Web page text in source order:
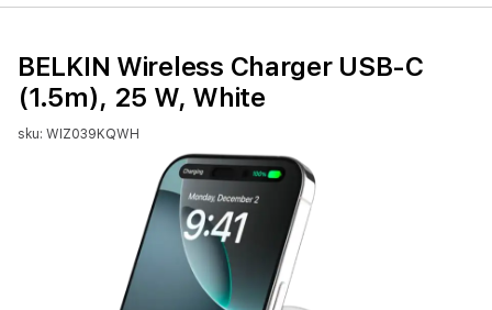
BELKIN Wireless Charger USB-C
(1.5m), 25 W, White
sku: WIZ039KQWH